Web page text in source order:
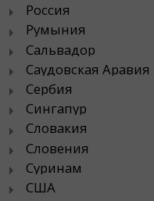
Россия
Румыния
Сальвадор
Саудовская Аравия
Сербия
Сингапур
Словакия
Словения
Суринам
США